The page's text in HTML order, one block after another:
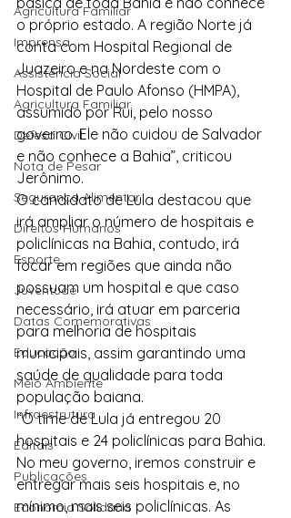
Agricultura Familiar
Imprensa
Assistência Social
Agricultura Familiar
Defesa Civil
Nota de Pesar
Segurança Alimentar
Direitos Humanos
Esporte
Juventude
Datas Comemorativas
Educação
Meio Ambiente
Infraestrutura
Editais
Publicações
Economia Solidária
o próprio estado. A região Norte já
conta com Hospital Regional de
Juazeiro e na Nordeste com o
Hospital de Paulo Afonso (HMPA),
assumido por Rui, pelo nosso
governo. Ele não cuidou de Salvador
e não conhece a Bahia”, criticou
Jerônimo.
O candidato de Lula destacou que
irá ampliar o número de hospitais e
policlínicas na Bahia, contudo, irá
focar em regiões que ainda não
possuam um hospital e que caso
necessário, irá atuar em parceria
para melhoria de hospitais
municipais, assim garantindo uma
saúde de qualidade para toda
população baiana.
“O time de Lula já entregou 20
hospitais e 24 policlínicas para Bahia.
No meu governo, iremos construir e
entregar mais seis hospitais e, no
mínimo, mais seis policlínicas. As